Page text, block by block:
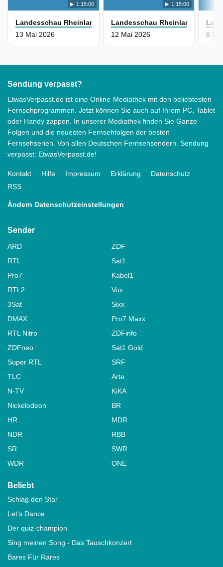
1:15:00
Landesschau Rheinland-Pfalz
13 Mai 2026
1:15:00
Landesschau Rheinland-Pfalz
12 Mai 2026
8
Sendung verpasst?
EtwasVerpasst.de ist eine Online-Mediathek mit den beliebtesten
Fernsehprogrammen. Jetzt können Sie auch auf Ihrem PC, Tablet
oder Handy zappen. In unserer Mediathek finden Sie Ganze
Folgen und die neuesten Fernsehfolgen der besten
Fernsehserien. Von allen Deutschen Fernsehsendern. Sendung
verpasst: EtwasVerpasst.de!
Kontakt Hilfe Impressum Erklärung
Datenschutz
RSS
Ändern Datenschutzeinstellungen
Sender
ARD
ZDF
RTL
Sat1
Pro7
Kabel1
RTL2
Vox
3Sat
Sixx
DMAX
Pro7 Maxx
RTL Nitro
ZDFinfo
ZDFneo
Sat1 Gold
Super RTL
SRF
TLC
Arte
N-TV
KiKA
Nickelodeon
BR
HR
MDR
NDR
RBB
SR
SWR
WDR
ONE
Beliebt
Schlag den Star
Let's Dance
Der quiz-champion
Sing meinen Song - Das Tauschkonzert
Bares Für Rares